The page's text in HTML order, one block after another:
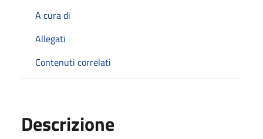
A cura di
Allegati
Contenuti correlati
Descrizione